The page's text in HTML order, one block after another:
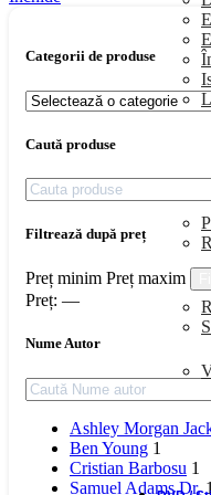
Categorii de produse
Caută produse
Filtrează după preț
Preț minim Preț maxim
Preț: —
Nume Autor
Ashley Morgan
Ben Young 1
Cristian Barbosu 1
Samuel Adams Dr. 1